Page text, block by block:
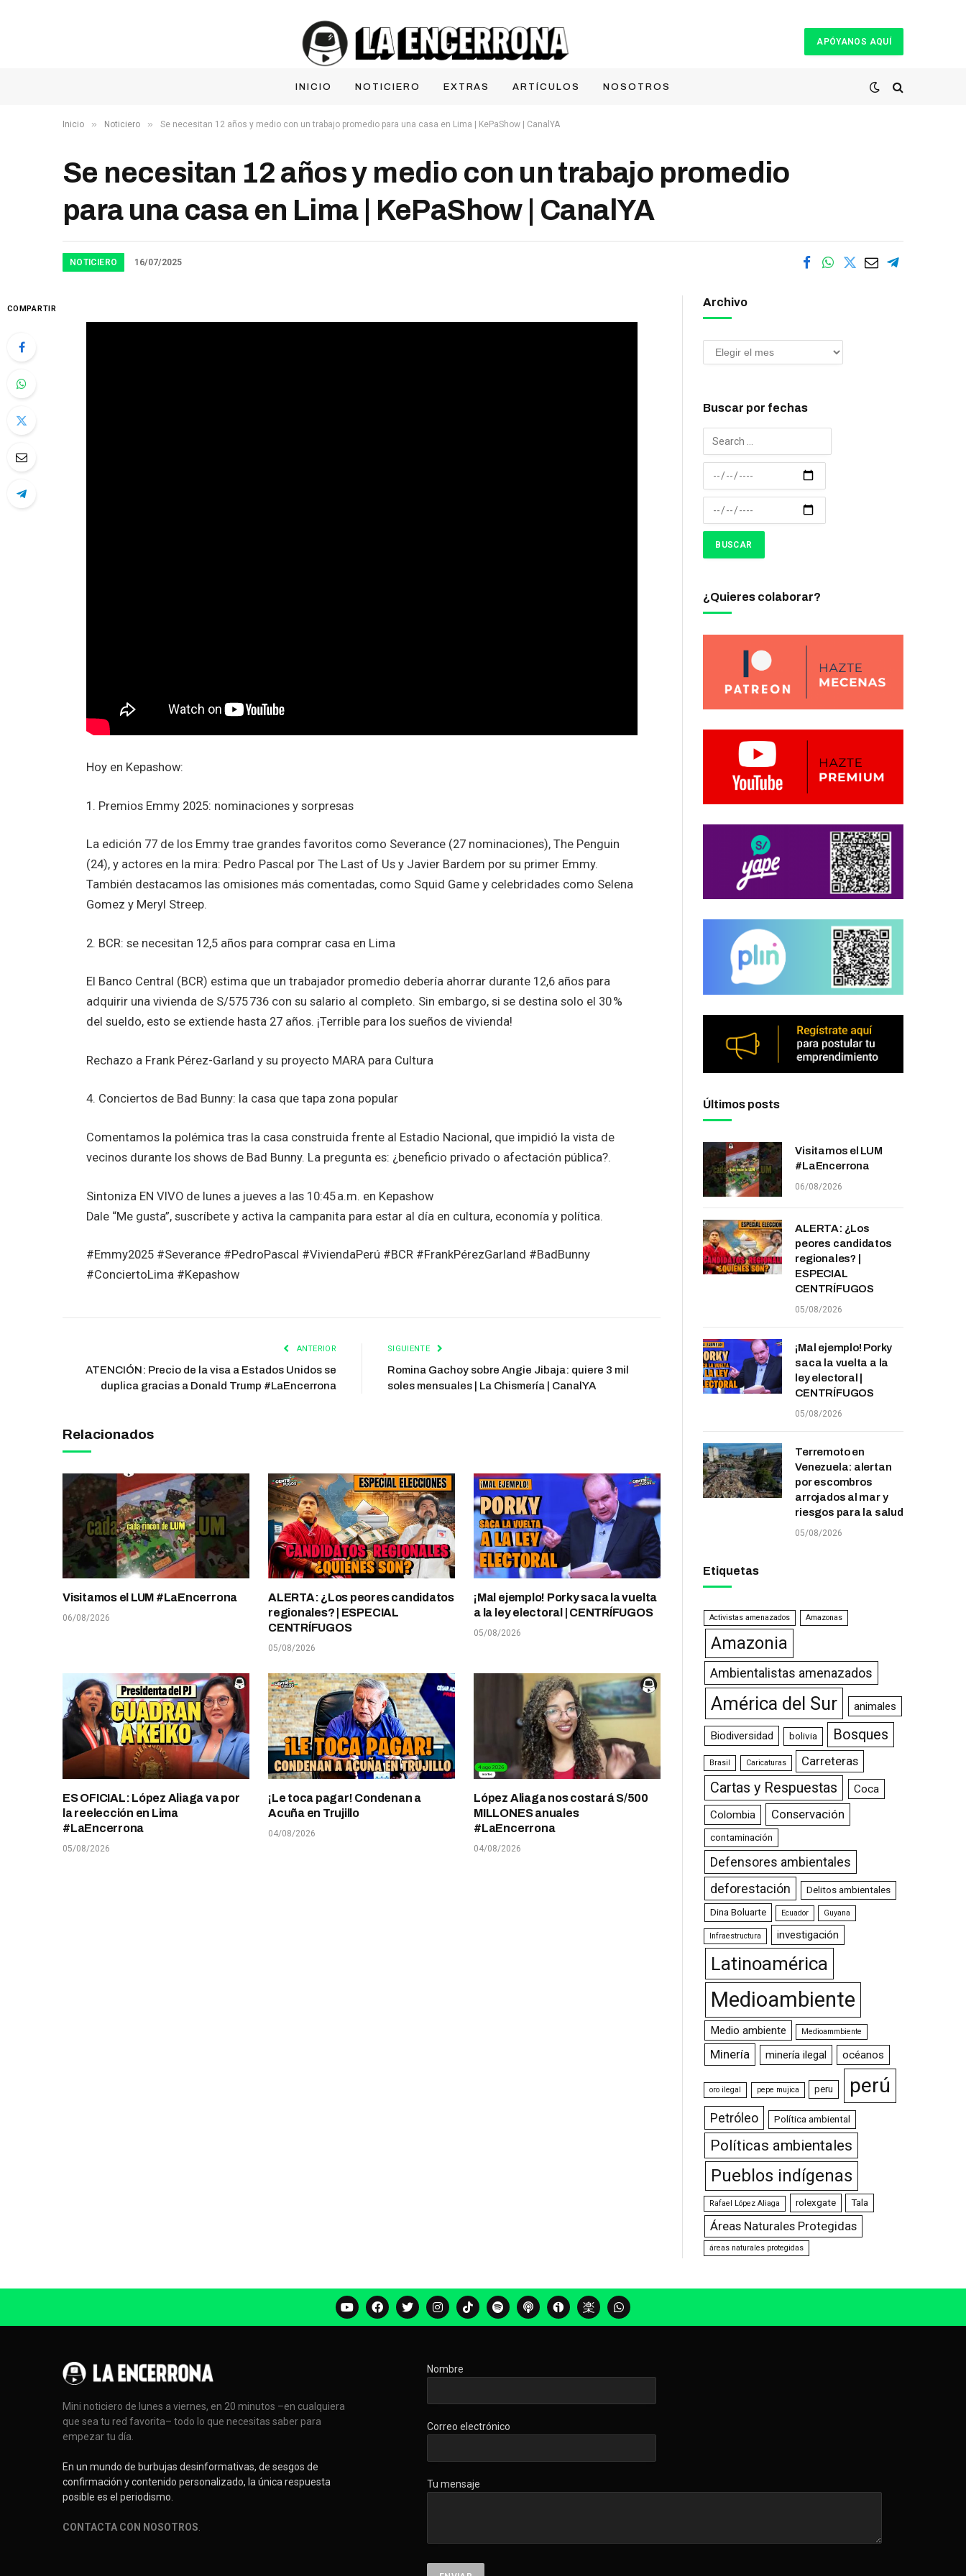
APÓYANOS AQUÍ
INICIO NOTICIERO EXTRAS ARTÍCULOS NOSOTROS
Inicio » Noticiero » Se necesitan 12 años y medio con un trabajo promedio para una casa en Lima | KePaShow | CanalYA
Se necesitan 12 años y medio con un trabajo promedio
para una casa en Lima | KePaShow | CanalYA
NOTICIERO 16/07/2025
COMPARTIR
Hoy en Kepashow:
1. Premios Emmy 2025: nominaciones y sorpresas
La edición 77 de los Emmy trae grandes favoritos como Severance (27 nominaciones), The Penguin
(24), y actores en la mira: Pedro Pascal por The Last of Us y Javier Bardem por su primer Emmy.
También destacamos las omisiones más comentadas, como Squid Game y celebridades como Selena
Gomez y Meryl Streep.
2. BCR: se necesitan 12,5 años para comprar casa en Lima
El Banco Central (BCR) estima que un trabajador promedio debería ahorrar durante 12,6 años para
adquirir una vivienda de S/575 736 con su salario al completo. Sin embargo, si se destina solo el 30 %
del sueldo, esto se extiende hasta 27 años. ¡Terrible para los sueños de vivienda!
Rechazo a Frank Pérez-Garland y su proyecto MARA para Cultura
4. Conciertos de Bad Bunny: la casa que tapa zona popular
Comentamos la polémica tras la casa construida frente al Estadio Nacional, que impidió la vista de
vecinos durante los shows de Bad Bunny. La pregunta es: ¿beneficio privado o afectación pública?.
Sintoniza EN VIVO de lunes a jueves a las 10:45 a.m. en Kepashow
Dale “Me gusta”, suscríbete y activa la campanita para estar al día en cultura, economía y política.
#Emmy2025 #Severance #PedroPascal #ViviendaPerú #BCR #FrankPérezGarland #BadBunny
#ConciertoLima #Kepashow
ANTERIOR
ATENCIÓN: Precio de la visa a Estados Unidos se
duplica gracias a Donald Trump #LaEncerrona
SIGUIENTE
Romina Gachoy sobre Angie Jibaja: quiere 3 mil
soles mensuales | La Chismería | CanalYA
Relacionados
Visitamos el LUM #LaEncerrona
06/08/2026
ALERTA: ¿Los peores candidatos
regionales? | ESPECIAL
CENTRÍFUGOS
05/08/2026
¡Mal ejemplo! Porky saca la vuelta
a la ley electoral | CENTRÍFUGOS
05/08/2026
ES OFICIAL: López Aliaga va por
la reelección en Lima
#LaEncerrona
05/08/2026
¡Le toca pagar! Condenan a
Acuña en Trujillo
04/08/2026
López Aliaga nos costará S/500
MILLONES anuales
#LaEncerrona
04/08/2026
Archivo
Buscar por fechas
¿Quieres colaborar?
Últimos posts
Visitamos el LUM
#LaEncerrona
06/08/2026
ALERTA: ¿Los
peores candidatos
regionales? |
ESPECIAL
CENTRÍFUGOS
05/08/2026
¡Mal ejemplo! Porky
saca la vuelta a la
ley electoral |
CENTRÍFUGOS
05/08/2026
Terremoto en
Venezuela: alertan
por escombros
arrojados al mar y
riesgos para la salud
05/08/2026
Etiquetas
Activistas amenazados Amazonas
Amazonia
Ambientalistas amenazados
América del Sur animales
Biodiversidad bolivia Bosques
Brasil Caricaturas Carreteras
Cartas y Respuestas
Coca
Colombia
Conservación
contaminación
Defensores ambientales
deforestación
Delitos ambientales
Dina Boluarte Ecuador Guyana
Infraestructura investigación
Latinoamérica
Medioambiente
Medio ambiente Medioammbiente
Minería minería ilegal océanos
oro ilegal pepe mujica peru perú
Petróleo Política ambiental
Políticas ambientales
Pueblos indígenas
Rafael López Aliaga rolexgate Tala
Áreas Naturales Protegidas
áreas naturales protegidas
Mini noticiero de lunes a viernes, en 20 minutos –en cualquiera
que sea tu red favorita– todo lo que necesitas saber para
empezar tu día.
En un mundo de burbujas desinformativas, de sesgos de
confirmación y contenido personalizado, la única respuesta
posible es el periodismo.
CONTACTA CON NOSOTROS
Nombre
Correo electrónico
Tu mensaje